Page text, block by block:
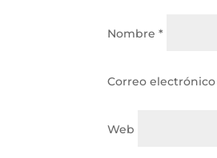
Nombre*
Correo
Web